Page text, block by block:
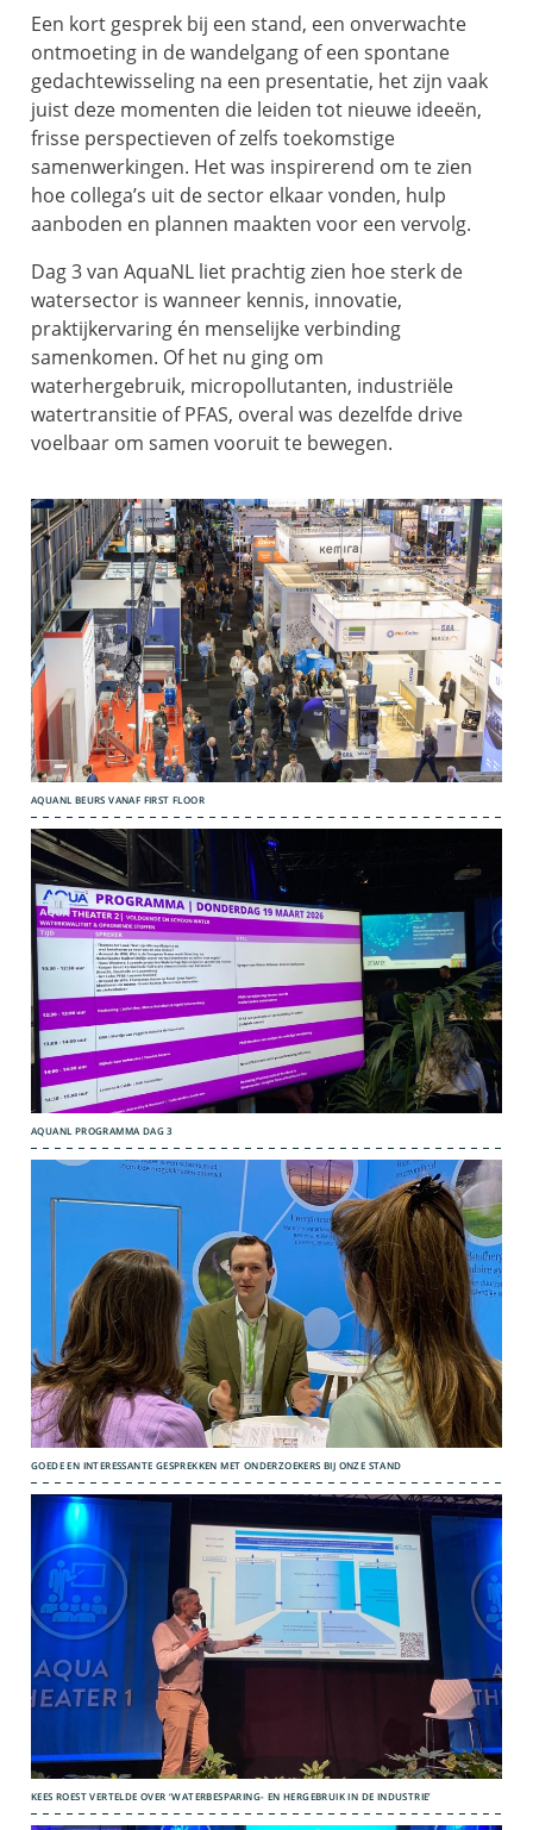
Een kort gesprek bij een stand, een onverwachte
ontmoeting in de wandelgang of een spontane
gedachtewisseling na een presentatie, het zijn vaak
juist deze momenten die leiden tot nieuwe ideeën,
frisse perspectieven of zelfs toekomstige
samenwerkingen. Het was inspirerend om te zien
hoe collega’s uit de sector elkaar vonden, hulp
aanboden en plannen maakten voor een vervolg.
Dag 3 van AquaNL liet prachtig zien hoe sterk de
watersector is wanneer kennis, innovatie,
praktijkervaring én menselijke verbinding
samenkomen. Of het nu ging om
waterhergebruik, micropollutanten, industriële
watertransitie of PFAS, overal was dezelfde drive
voelbaar om samen vooruit te bewegen.
AQUANL BEURS VANAF FIRST FLOOR
AQUANL PROGRAMMA DAG 3
GOEDE EN INTERESSANTE GESPREKKEN MET ONDERZOEKERS BIJ ONZE STAND
KEES ROEST VERTELDE OVER ‘WATERBESPARING- EN HERGEBRUIK IN DE INDUSTRIE’